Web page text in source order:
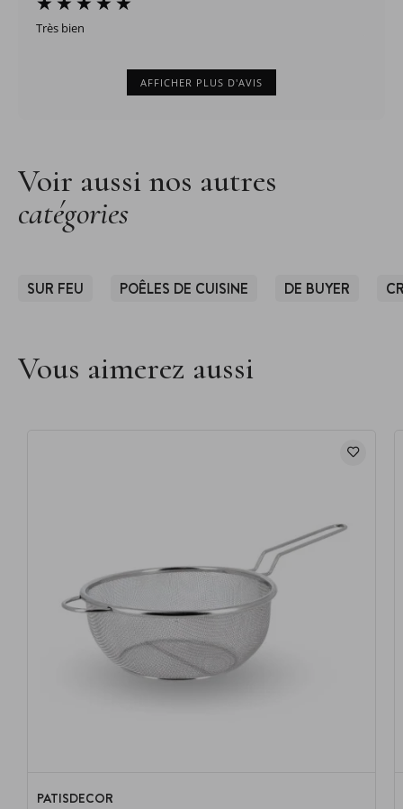
Très bien
AFFICHER PLUS D'AVIS
Voir aussi nos autres
catégories
SUR FEU POÊLES DE CUISINE DE BUYER
Vous aimerez aussi
PATISDECOR